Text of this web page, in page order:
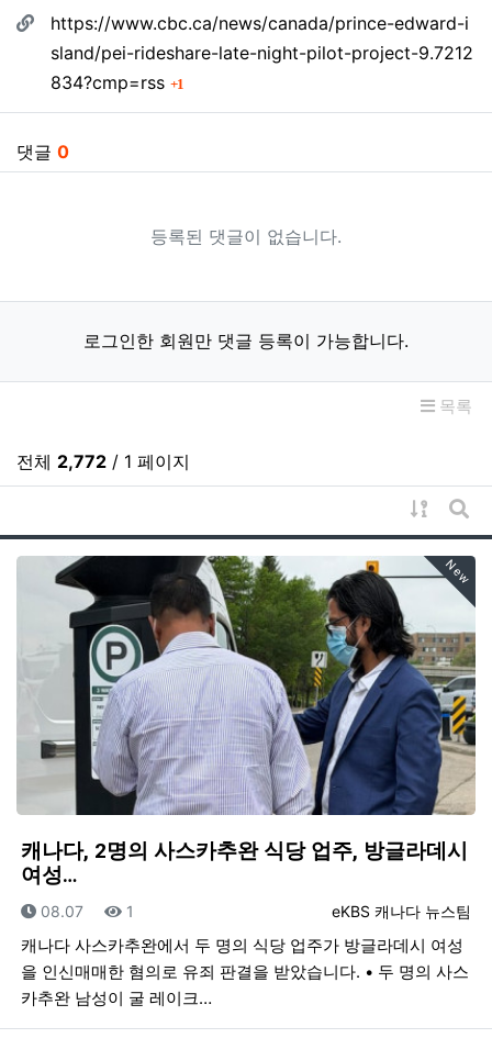
관련자료
https://www.cbc.ca/news/canada/prince-edward-i
sland/pei-rideshare-late-night-pilot-project-9.7212
834?cmp=rss
1
댓글 0
등록된 댓글이 없습니다.
로그인한 회원만 댓글 등록이 가능합니다.
목록
전체 2,772 / 1 페이지
게시물
게
New
캐나다, 2명의 사스카추완 식당 업주, 방글라데시
여성…
등록자
eKBS 캐나다 뉴스팀
등록일
08.07 조회
1
캐나다 사스카추완에서 두 명의 식당 업주가 방글라데시 여성
을 인신매매한 혐의로 유죄 판결을 받았습니다. • 두 명의 사스
카추완 남성이 굴 레이크…